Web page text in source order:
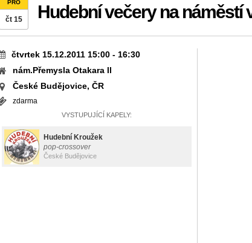
PRO
čt 15 Hudební večery na náměstí
čtvrtek 15.12.2011 15:00 - 16:30
nám.Přemysla Otakara ll
České Budějovice, ČR
zdarma
VYSTUPUJÍCÍ KAPELY:
Hudební Kroužek
pop-crossover
České Budějovice